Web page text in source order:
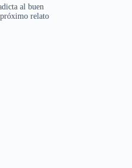
al buen
relato